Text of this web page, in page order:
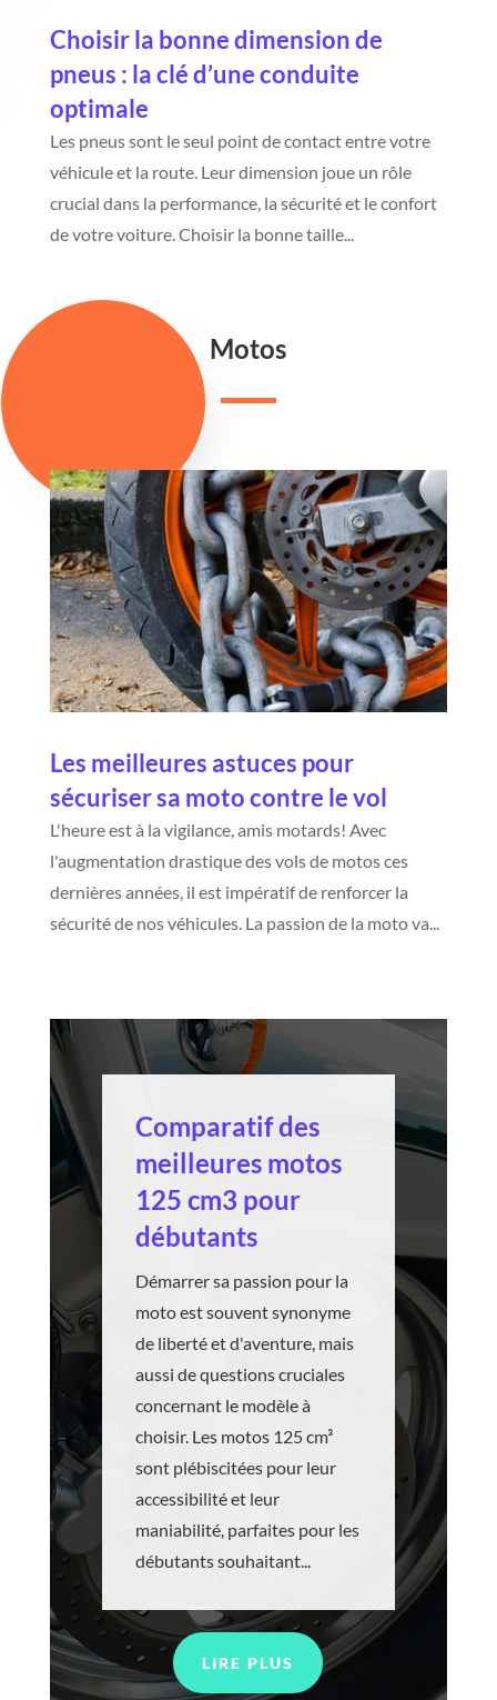
Choisir la bonne dimension de
pneus : la clé d’une conduite
optimale
Les pneus sont le seul point de contact entre votre
véhicule et la route. Leur dimension joue un rôle
crucial dans la performance, la sécurité et le confort
de votre voiture. Choisir la bonne taille...
Motos
Les meilleures astuces pour
sécuriser sa moto contre le vol
L'heure est à la vigilance, amis motards! Avec
l'augmentation drastique des vols de motos ces
dernières années, il est impératif de renforcer la
sécurité de nos véhicules. La passion de la moto va...
Comparatif des
meilleures motos
125 cm3 pour
débutants
Démarrer sa passion pour la
moto est souvent synonyme
de liberté et d'aventure, mais
aussi de questions cruciales
concernant le modèle à
choisir. Les motos 125 cm³
sont plébiscitées pour leur
accessibilité et leur
maniabilité, parfaites pour les
débutants souhaitant...
LIRE PLUS